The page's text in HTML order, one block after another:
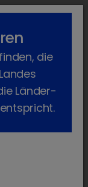
search menu
die
Länder-